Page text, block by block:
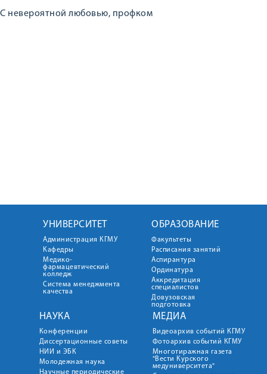
C невероятной любовью, профком
УНИВЕРСИТЕТ
Администрация КГМУ
Кафедры
Медико-
фармацевтический
колледж
Система менеджмента
качества
ОБРАЗОВАНИЕ
Факультеты
Расписания занятий
Аспирантура
Ординатура
Аккредитация
специалистов
Довузовская
подготовка
НАУКА
Конференции
Диссертационные советы
НИИ и ЭБК
Молодежная наука
Научные периодические
МЕДИА
Видеоархив событий КГМУ
Фотоархив событий КГМУ
Многотиражная газета
"Вести Курского
медуниверситета"